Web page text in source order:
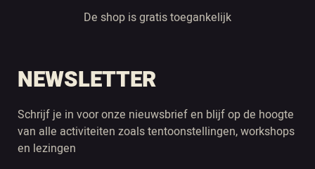
De shop is gratis toegankelijk
NEWSLETTER
Schrijf je in voor onze nieuwsbrief en blijf op de hoogte
van alle activiteiten zoals tentoonstellingen, workshops
en lezingen